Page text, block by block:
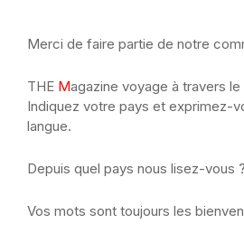
Merci de faire partie de notre
THE Magazine voyage à travers le
Indiquez votre pays et exprimez-
langue.
Depuis quel pays nous lisez-vous ?
Vos mots sont toujours les